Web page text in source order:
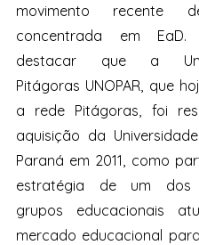
movimento recente
concentrada em
destacar que a
Pitágoras UNOPAR, que
a rede Pitágoras, foi
aquisição da
Paraná em 2011, como
estratégia de um dos
grupos educacionais
mercado educacional